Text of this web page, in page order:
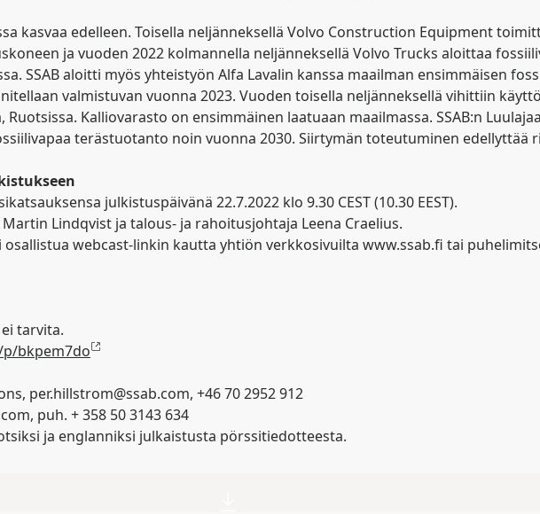
kasvaa edelleen. Toisella neljänneksellä Volvo Construction Equipment
ja vuoden 2022 kolmannella neljänneksellä Volvo Trucks aloittaa
SSAB aloitti myös yhteistyön Alfa Lavalin kanssa maailman ensimmäisen
valmistuvan vuonna 2023. Vuoden toisella neljänneksellä vihittiin
Kalliovarasto on ensimmäinen laatuaan maailmassa. SSAB:n
terästuotanto noin vuonna 2030. Siirtymän toteutuminen edellyttää
julkistuspäivänä 22.7.2022 klo 9.30 CEST (10.30 EEST).
Lindqvist ja talous- ja rahoitusjohtaja Leena Craelius.
webcast-linkin kautta yhtiön verkkosivuilta www.ssab.fi tai
tarvita.
bkpem7do
per.hillstrom@ssab.com, +46 70 2952 912
, puh. + 358 50 3143 634
ja englanniksi julkaistusta pörssitiedotteesta.